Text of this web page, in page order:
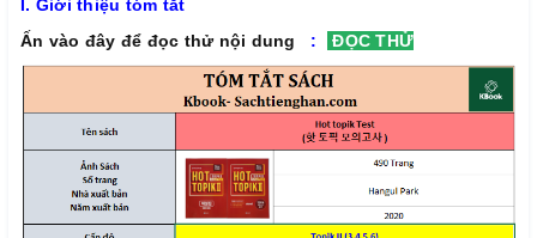
I. Giới thiệu tóm tắt
Ấn vào đây để đọc thử nội dung
: ĐỌC THỬ